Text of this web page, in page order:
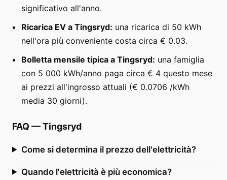
significativo all'anno.
Ricarica EV a Tingsryd: una ricarica di 50 kWh
nell'ora più conveniente costa circa € 0.03.
Bolletta mensile tipica a Tingsryd: una famiglia
con 5 000 kWh/anno paga circa € 4 questo mese
ai prezzi all'ingrosso attuali (€ 0.0706 /kWh
media 30 giorni).
FAQ —Tingsryd
Come si determina il prezzo dell'elettricità?
Quando l'elettricità è più economica?